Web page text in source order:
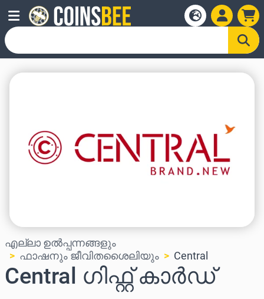
എല്ലാ ഉൽപ്പന്നങ്ങളും
ഫാഷനും ജീവിതശൈലിയും
Central
Central ഗിഫ്റ്റ് കാർഡ്